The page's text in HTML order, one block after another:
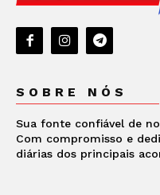
SOBRE NÓS
Sua fonte confiável de
Com compromisso e
diárias dos principais